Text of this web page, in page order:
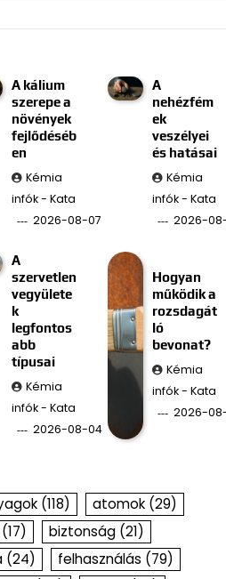
A kálium
szerepe a
növények
fejlődéséb
en
Kémia
infók - Kata
2026-08-07
A
nehézfém
ek
veszélyei
és hatásai
Kémia
infók - Kata
2026-
A
szervetlen
vegyülete
k
legfontos
abb
típusai
Kémia
infók - Kata
2026-08-04
Hogyan
működik a
rozsdagát
ló
bevonat?
Kémia
infók - Kata
2026-
(118) atomok (29)
(17) biztonság (21)
(24) felhasználás (79)